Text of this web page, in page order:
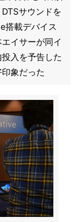
サウンドを
搭載デバイス
イサーが同イ
入を予告した
象だった